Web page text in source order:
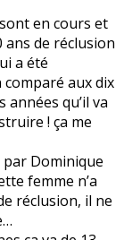
en cours et
ans de réclusion
a été
comparé aux dix
années qu’il va
! ça me
par Dominique
femme n’a
réclusion, il ne